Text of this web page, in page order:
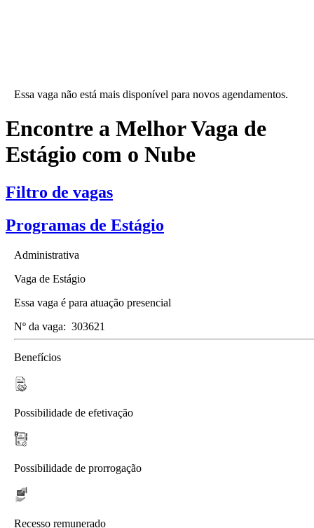
Essa vaga não está mais disponível para novos agendamentos.
Encontre a Melhor Vaga de
Estágio com o Nube
Filtro de vagas
Programas de Estágio
Administrativa
Vaga de Estágio
Essa vaga é para atuação presencial
Nº da vaga: 303621
Benefícios
Possibilidade de efetivação
Possibilidade de prorrogação
Recesso remunerado